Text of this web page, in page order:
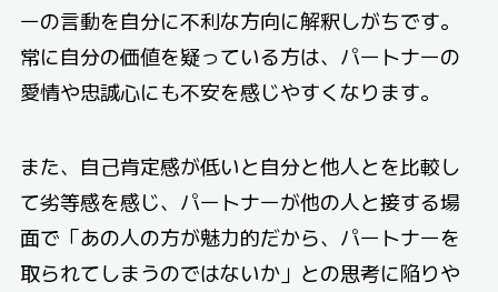
ーの言動を自分に不利な方向に解釈しがちです。
常に自分の価値を疑っている方は、パートナーの
愛情や忠誠心にも不安を感じやすくなります。
また、自己肯定感が低いと自分と他人とを比較し
て劣等感を感じ、パートナーが他の人と接する場
面で「あの人の方が魅力的だから、パートナーを
取られてしまうのではないか」との思考に陥りや